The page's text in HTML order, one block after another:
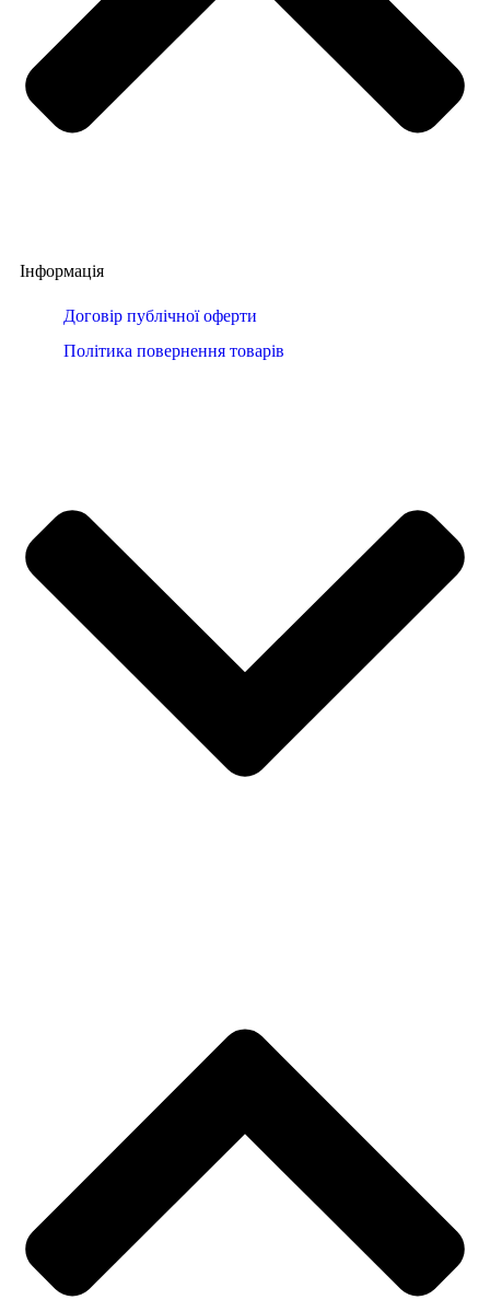
Інформація
Договір публічної оферти
Політика повернення товарів